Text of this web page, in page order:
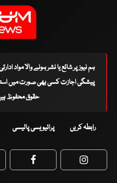
ہم نیوز پر شائع یا نشر ہونے والا مواد
پیشگی اجازت کسی بھی صورت میں
حقوق محفوظ ہیں
رابطہ کریں پرائیویسی پالیسی
Facebook